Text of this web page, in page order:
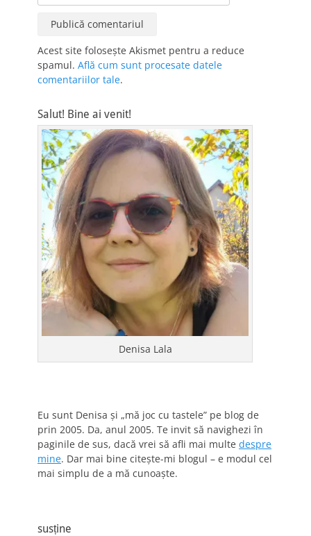
Acest site folosește Akismet pentru a reduce
spamul. Află cum sunt procesate datele
comentariilor tale.
Salut! Bine ai venit!
Denisa Lala
Eu sunt Denisa și „mă joc cu tastele” pe blog de
prin 2005. Da, anul 2005. Te invit să navighezi în
paginile de sus, dacă vrei să afli mai multe despre
mine. Dar mai bine citește-mi blogul – e modul cel
mai simplu de a mă cunoaște.
susține